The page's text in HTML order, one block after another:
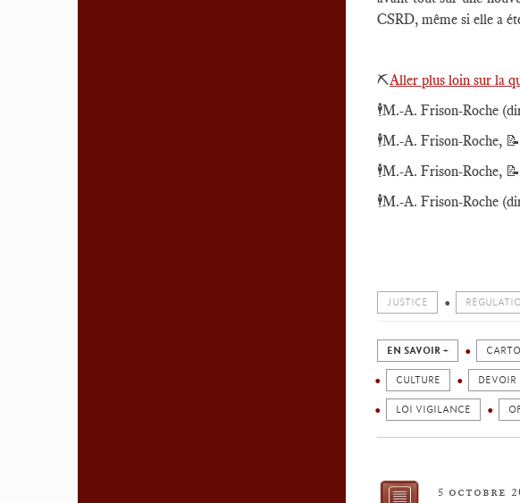
CSRD, même si elle a
⛏️Aller plus loin sur la
🕴️M.-A. Frison-Roche
🕴️M.-A. Frison-Roche, 📝
🕴️M.-A. Frison-Roche, 📝
🕴️M.-A. Frison-Roche
JUSTICE
EN SAVOIR +
CULTURE DEVOIR
LOI VIGILANCE
5 octobre